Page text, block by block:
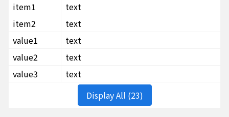
item1
text
item2
text
value1
text
value2
text
value3
text
Display All (23)